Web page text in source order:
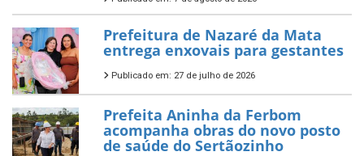
Prefeitura de Nazaré da Mata
entrega enxovais para gestantes
Publicado em: 27 de julho de 2026
Prefeita Aninha da Ferbom
acompanha obras do novo posto
de saúde do Sertãozinho